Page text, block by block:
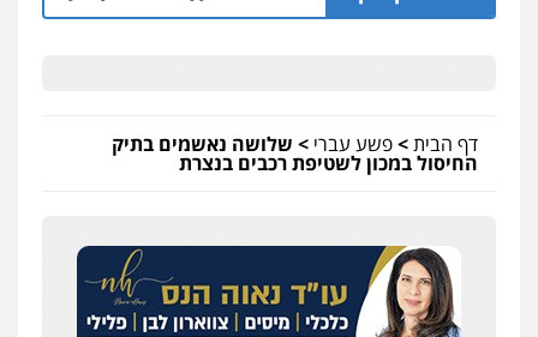
דף הבית>פשע עברי > שלושה נאשמים בתיק
החיסול במכון לשטיפת רכבים בנצרת